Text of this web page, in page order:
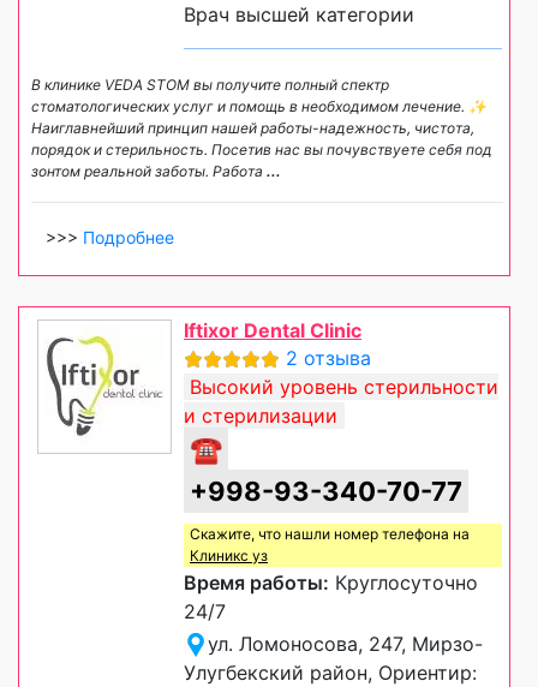
Врач высшей категории
В клинике VEDA STOM вы получите полный спектр
стоматологических услуг и помощь в необходимом лечение. ✨
Наиглавнейший принцип нашей работы-надежность, чистота,
порядок и стерильность. Посетив нас вы почувствуете себя под
зонтом реальной заботы. Работа ...
>>> Подробнее
Iftixor Dental Clinic
2 отзыва
Высокий уровень стерильности
и стерилизации
☎
+998-93-340-70-77
Скажите, что нашли номер телефона на
Клиникс уз
Время работы: Круглосуточно
24/7
ул. Ломоносова, 247, Мирзо-
Улугбекский район, Ориентир: